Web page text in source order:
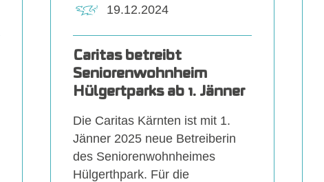
Caritas betreibt
Seniorenwohnheim
Hülgertparks ab 1. Jänner
Die Caritas Kärnten ist mit 1.
Jänner 2025 neue Betreiberin
des Seniorenwohnheimes
Hülgerthpark. Für die
19.12.2024